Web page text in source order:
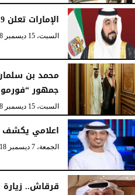
الإمارات تعلن 2019 ”عاما للتسامح”
السبت، 15 ديسمبر 2018
محمد بن
جمهور
السبت، 15 ديسمبر 2018
اعلامي يكشف
الجمعة، 7 ديسمبر 2018
قرقاش.. زيارة